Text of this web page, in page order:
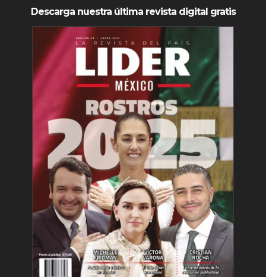
Descarga nuestra última revista digital gratis